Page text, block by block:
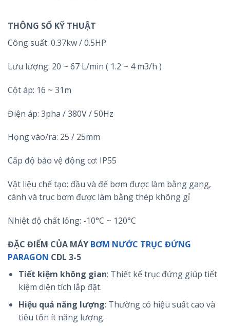
THÔNG SỐ KỸ THUẬT
Công suất: 0.37kw / 0.5HP
Lưu lượng: 20 ~ 67 L/min ( 1.2 ~ 4 m3/h )
Cột áp: 16 ~ 31m
Điện áp: 3pha / 380V / 50Hz
Họng vào/ra: 25 / 25mm
Cấp độ bảo vệ động cơ: IP55
Vật liệu chế tạo: đầu và đế bơm được làm bằng gang,
cánh và trục bơm được làm bằng thép không gỉ
Nhiệt độ chất lỏng: -10°C ~ 120°C
ĐẶC ĐIỂM CỦA MÁY BƠM NƯỚC TRỤC ĐỨNG
PARAGON CDL 3-5
Tiết kiệm không gian: Thiết kế trục đứng giúp tiết
kiệm diện tích lắp đặt.
Hiệu quả năng lượng: Thường có hiệu suất cao và
tiêu tốn ít năng lượng.